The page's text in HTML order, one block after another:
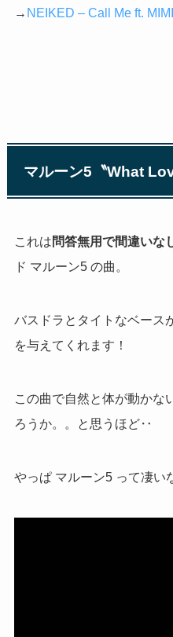
→ NEIKED – Call Me ft. MIMI
マルーン5 〝What
これは問答無用で間違いな
ド マルーン5 の曲。
バスドラとタイトなベース
を与えてくれます！
この曲で自然と体が動かな
ろうか。。と思うほど‥
やっぱ マルーン5 って凄い